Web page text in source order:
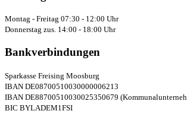
Montag - Freitag 07:30 - 12:00 Uhr
Donnerstag zus. 14:00 - 18:00 Uhr
Bankverbindungen
Sparkasse Freising Moosburg
IBAN DE08700510030000006213
IBAN DE88700510030025350679
BIC BYLADEM1FSI